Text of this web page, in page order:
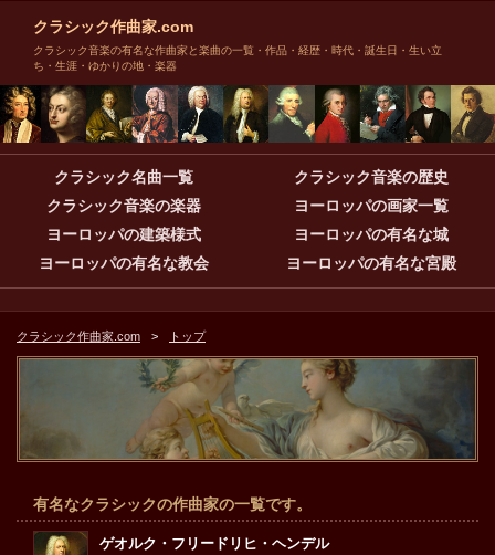
クラシック作曲家.com
クラシック音楽の有名な作曲家と楽曲の一覧・作品・経歴・時代・誕生日・生い立
ち・生涯・ゆかりの地・楽器
クラシック名曲一覧
クラシック音楽の歴史
クラシック音楽の楽器
ヨーロッパの画家一覧
ヨーロッパの建築様式
ヨーロッパの有名な城
ヨーロッパの有名な教会
ヨーロッパの有名な宮殿
クラシック作曲家.com トップ
有名なクラシックの作曲家の一覧です。
ゲオルク・フリードリヒ・ヘンデル